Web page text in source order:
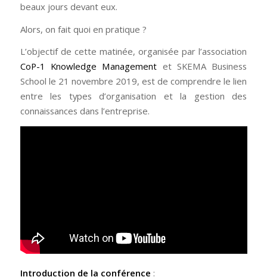
beaux jours devant eux.
Alors, on fait quoi en pratique ?
L’objectif de cette matinée, organisée par l’association
CoP-1 Knowledge Management et SKEMA Business
School le 21 novembre 2019, est de comprendre le lien
entre les types d’organisation et la gestion des
connaissances dans l’entreprise.
Introduction de la conférence :